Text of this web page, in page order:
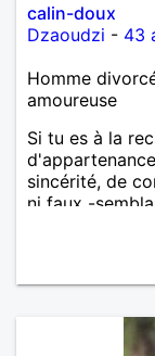
calin-doux
Dzaoudzi - 43
Homme
amoureuse
Si tu es à la
sincérité, de
ni faux -